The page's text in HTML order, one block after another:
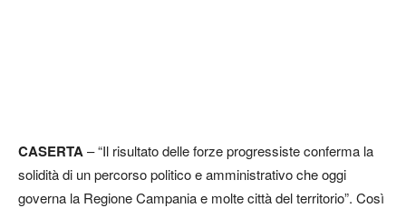
CASERTA– “Il risultato delle forze progressiste conferma la
solidità di un percorso politico e amministrativo che oggi
governa la Regione Campania e molte città del territorio”. Così